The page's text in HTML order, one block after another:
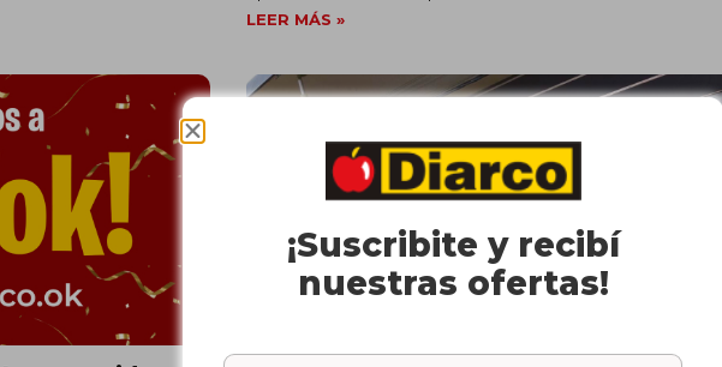
LEER MÁS »
¡Suscribite y recibí
nuestras ofertas!